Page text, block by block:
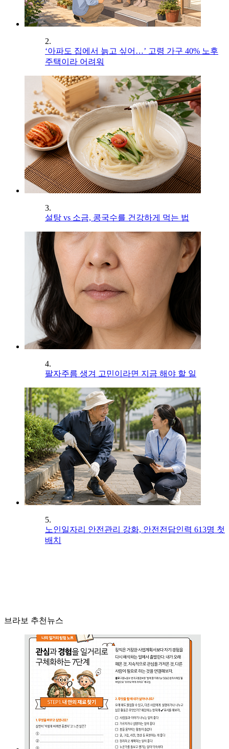
2.
‘아파도 집에서 늙고 싶어…’ 고령 가구 40% 노후
주택이라 어려워
3.
설탕 vs 소금, 콩국수를 건강하게 먹는 법
4.
팔자주름 생겨 고민이라면 지금 해야 할 일
5.
노인일자리 안전관리 강화, 안전전담인력 613명 첫
배치
브라보 추천뉴스